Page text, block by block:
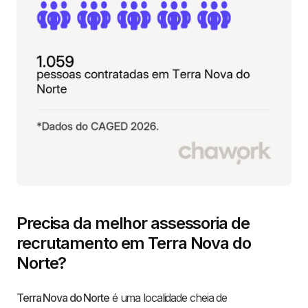
Precisa da melhor assessoria de
recrutamento em Terra Nova do
Norte?
Terra Nova do Norteé uma localidade cheia de